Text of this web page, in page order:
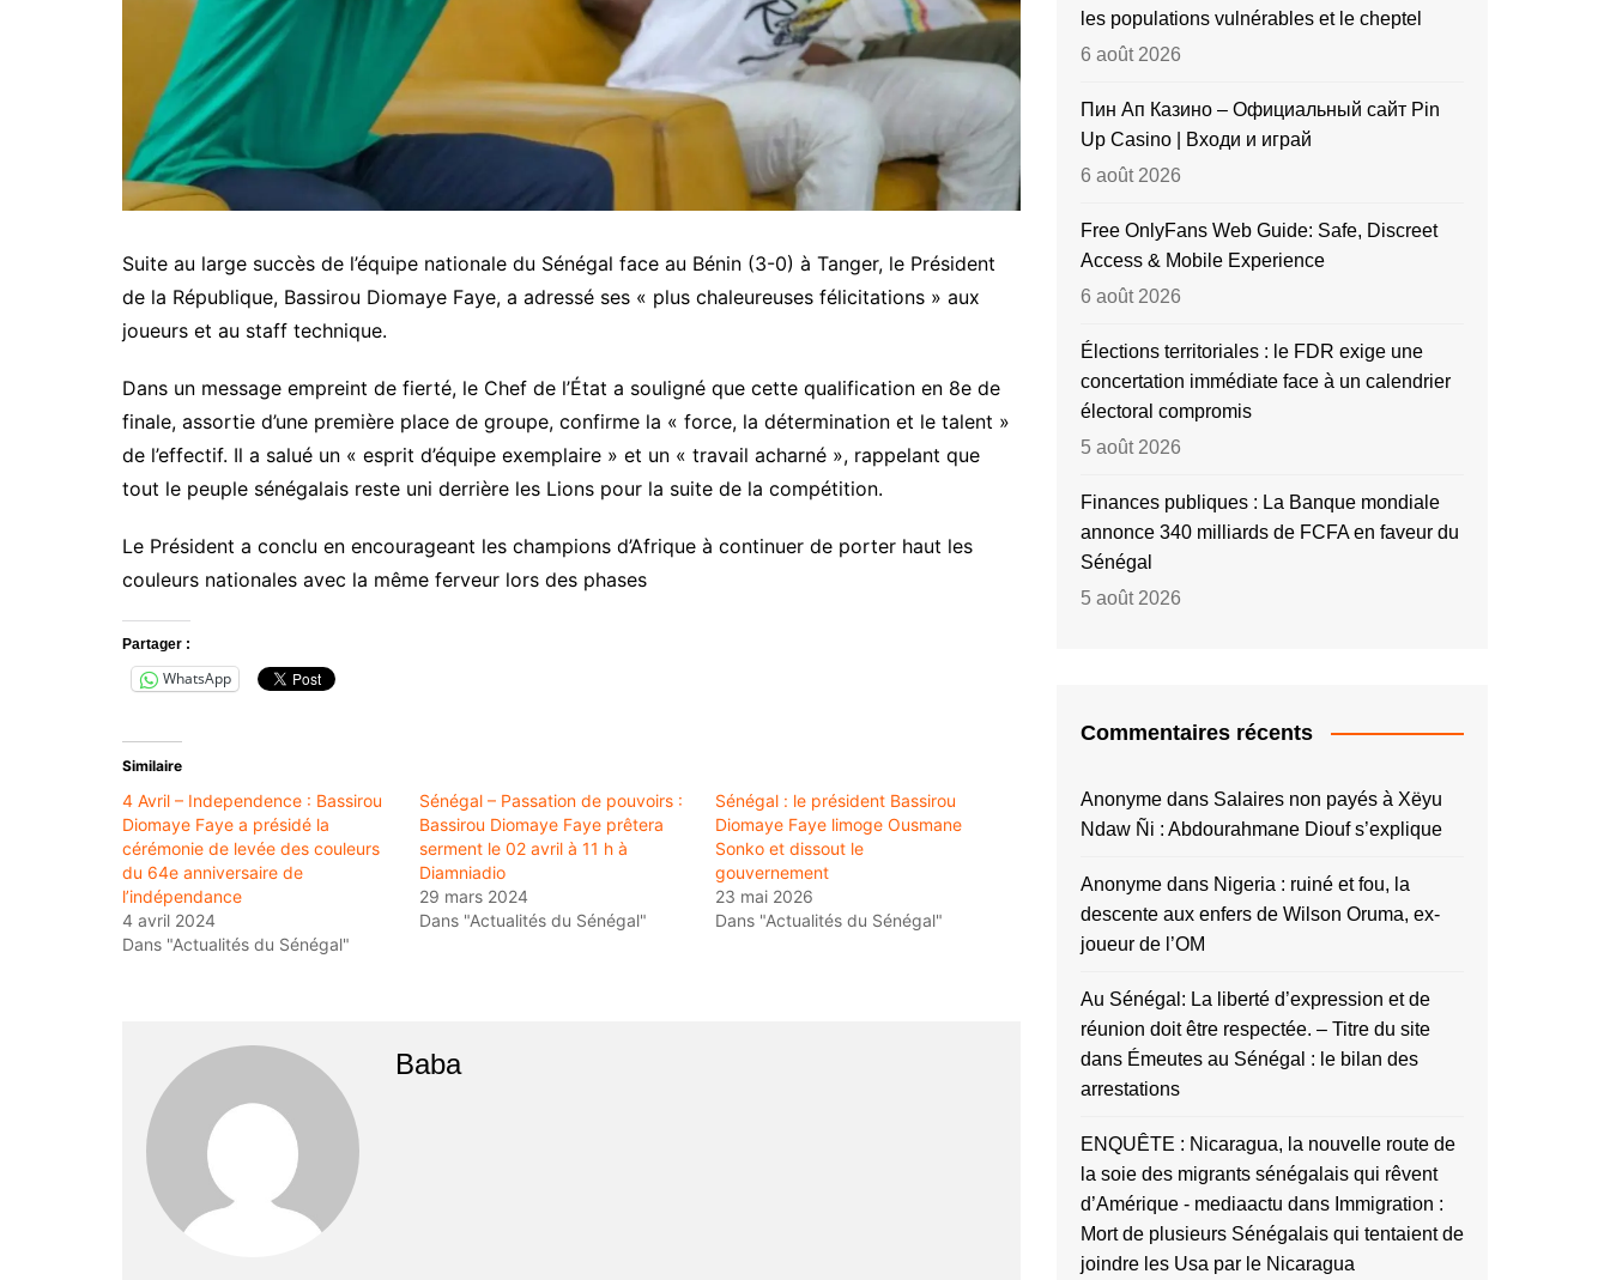
Suite au large succès de l’équipe nationale du Sénégal face au Bénin (3-0) à Tanger, le Président
de la République, Bassirou Diomaye Faye, a adressé ses « plus chaleureuses félicitations » aux
joueurs et au staff technique.
Dans un message empreint de fierté, le Chef de l’État a souligné que cette qualification en 8e de
finale, assortie d’une première place de groupe, confirme la « force, la détermination et le talent »
de l’effectif. Il a salué un « esprit d’équipe exemplaire » et un « travail acharné », rappelant que
tout le peuple sénégalais reste uni derrière les Lions pour la suite de la compétition.
Le Président a conclu en encourageant les champions d’Afrique à continuer de porter haut les
couleurs nationales avec la même ferveur lors des phases
Partager :
WhatsApp
Similaire
4 Avril – Independence : Bassirou
Diomaye Faye a présidé la
cérémonie de levée des couleurs
du 64e anniversaire de
l’indépendance
4 avril 2024
Dans "Actualités du Sénégal"
Sénégal – Passation de pouvoirs :
Bassirou Diomaye Faye prêtera
serment le 02 avril à 11 h à
Diamniadio
29 mars 2024
Dans "Actualités du Sénégal"
Sénégal : le président Bassirou
Diomaye Faye limoge Ousmane
Sonko et dissout le
gouvernement
23 mai 2026
Dans "Actualités du Sénégal"
Baba
les populations vulnérables et le cheptel
6 août 2026
Пин Ап Казино – Официальный сайт Pin
Up Casino | Входи и играй
6 août 2026
Free OnlyFans Web Guide: Safe, Discreet
Access & Mobile Experience
6 août 2026
Élections territoriales : le FDR exige une
concertation immédiate face à un calendrier
électoral compromis
5 août 2026
Finances publiques : La Banque mondiale
annonce 340 milliards de FCFA en faveur du
Sénégal
5 août 2026
Commentaires récents
Anonyme dans Salaires non payés à Xëyu
Ndaw Ñi : Abdourahmane Diouf s’explique
Anonyme dans Nigeria : ruiné et fou, la
descente aux enfers de Wilson Oruma, ex-
joueur de l’OM
Au Sénégal: La liberté d’expression et de
réunion doit être respectée. – Titre du site
dans Émeutes au Sénégal : le bilan des
arrestations
ENQUÊTE : Nicaragua, la nouvelle route de
la soie des migrants sénégalais qui rêvent
d’Amérique - mediaactu dans Immigration :
Mort de plusieurs Sénégalais qui tentaient de
joindre les Usa par le Nicaragua